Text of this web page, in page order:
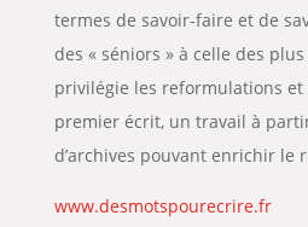
termes de savoir-faire et de
des « séniors » à celle des
privilégie les reformulations et
premier écrit, un travail à
d’archives pouvant enrichir le
www.desmotspourecrire.fr